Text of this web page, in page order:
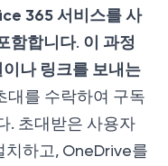
365 서비스를 사
함합니다. 이 과정
나 링크를 보내는
대를 수락하여 구독
. 초대받은 사용자
치하고, OneDrive를